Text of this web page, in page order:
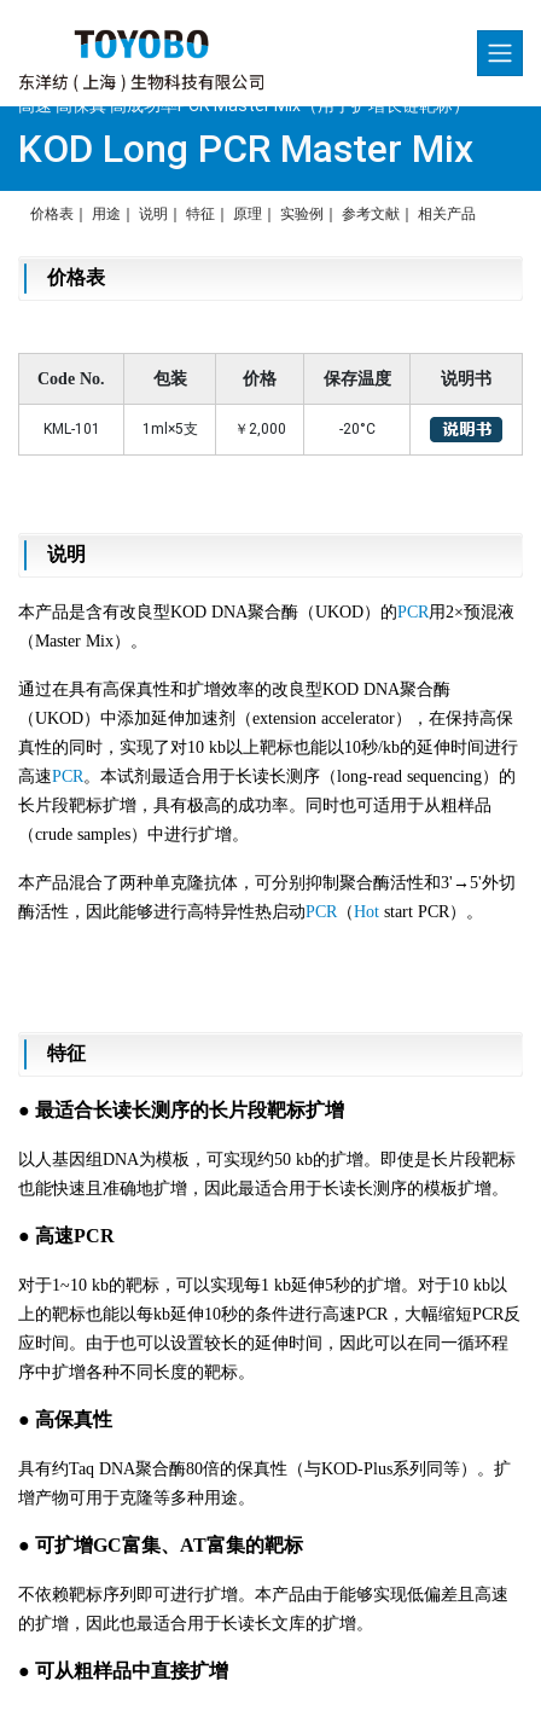
高速·高保真·高成功率PCR Master Mix（用于扩增长链靶标）
KOD Long PCR Master Mix
价格表 用途 说明 特征 原理 实验例 参考文献 相关产品
价格表
Code No. 包装 价格 保存温度 说明书
KML-101 1ml×5支 ￥2,000 -20°C
说明
本产品是含有改良型KOD DNA聚合酶（UKOD）的PCR用2×预混液
（Master Mix）。
通过在具有高保真性和扩增效率的改良型KOD DNA聚合酶
（UKOD）中添加延伸加速剂（extension accelerator），在保持高保
真性的同时，实现了对10 kb以上靶标也能以10秒/kb的延伸时间进行
高速PCR。本试剂最适合用于长读长测序（long-read sequencing）的
长片段靶标扩增，具有极高的成功率。同时也可适用于从粗样品
（crude samples）中进行扩增。
本产品混合了两种单克隆抗体，可分别抑制聚合酶活性和3'→5'外切
酶活性，因此能够进行高特异性热启动PCR（Hot start PCR）。
特征
● 最适合长读长测序的长片段靶标扩增
以人基因组 DNA为模板，可实现约50 kb的扩增。即使是长片段靶标
也能快速且准确地扩增，因此最适合用于长读长测序的模板扩增。
● 高速PCR
对于1~10 kb的靶标，可以实现每1 kb延伸5秒的扩增。对于10 kb以
上的靶标也能以每kb延伸10秒的条件进行高速PCR，大幅缩短PCR反
应时间。由于也可以设置较长的延伸时间，因此可以在同一循环程
序中扩增各种不同长度的靶标。
● 高保真性
具有约Taq DNA聚合酶80倍的保真性（与KOD-Plus系列同等）。扩
增产物可用于克隆等多种用途。
● 可扩增GC富集、AT富集的靶标
不依赖靶标序列即可进行扩增。本产品由于能够实现低偏差且高速
的扩增，因此也最适合用于长读长文库的扩增。
● 可从粗样品中直接扩增